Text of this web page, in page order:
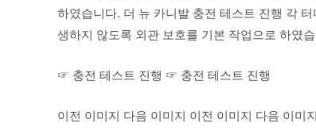
하였습니다. 더 뉴 카니발 충전 테스트 진행 각
생하지 않도록 외관 보호를 기본 작업으로 하였
☞ 충전 테스트 진행 ☞ 충전 테스트 진행
이전 이미지 다음 이미지 이전 이미지 다음 이미지